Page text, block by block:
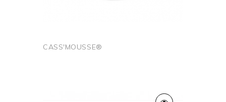
CASS'MOUSSE®